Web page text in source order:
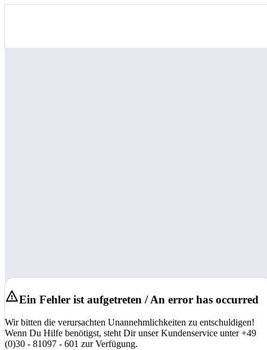
Ein Fehler ist aufgetreten / An error has occurred
Wir bitten die verursachten Unannehmlichkeiten zu entschuldigen!
Wenn Du Hilfe benötigst, steht Dir unser Kundenservice unter +49
(0)30 - 81097 - 601 zur Verfügung.